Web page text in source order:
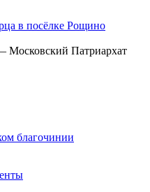
в посёлке Рощино
Московский Патриархат
благочинии